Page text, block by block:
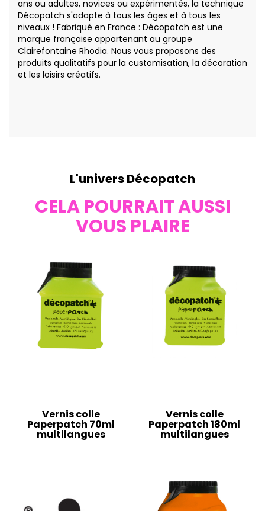
ans ou adultes, novices ou expérimentés, la technique
Décopatch s'adapte à tous les âges et à tous les
niveaux ! Fabriqué en France : Décopatch est une
marque française appartenant au groupe
Clairefontaine Rhodia. Nous vous proposons des
produits qualitatifs pour la customisation, la décoration
et les loisirs créatifs.
L'univers Décopatch
CELA POURRAIT AUSSI
VOUS PLAIRE
Vernis colle
Paperpatch 70ml
multilangues
Vernis colle
Paperpatch 180ml
multilangues